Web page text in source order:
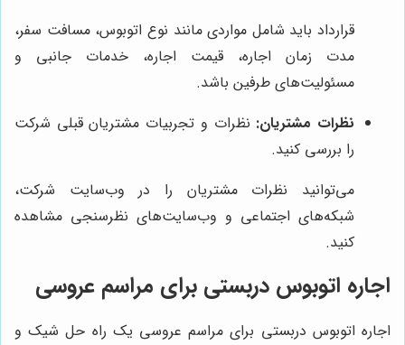
قرارداد باید شامل مواردی مانند نوع اتوبوس، مسافت سفر،
مدت زمان اجاره، قیمت اجاره، خدمات جانبی و
مسئولیت‌های طرفین باشد.
نظرات مشتریان: نظرات و تجربیات مشتریان قبلی شرکت
را بررسی کنید.
می‌توانید نظرات مشتریان را در وب‌سایت شرکت،
شبکه‌های اجتماعی و وب‌سایت‌های نظرسنجی مشاهده
کنید.
اجاره اتوبوس دربستی برای مراسم عروسی
اجاره اتوبوس دربستی برای مراسم عروسی یک راه حل شیک و